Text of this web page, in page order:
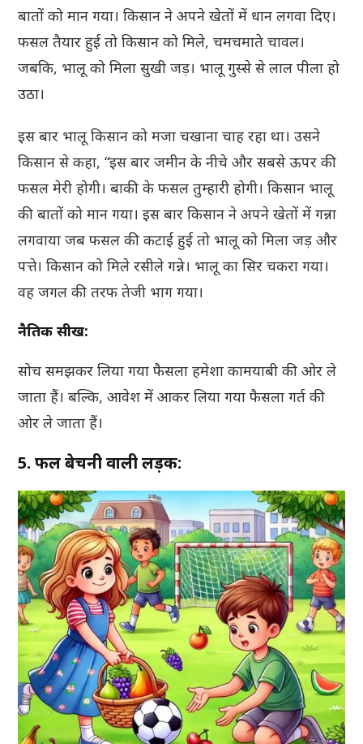
बातों को मान गया। किसान ने अपने खेतों में धान लगवा दिए।
फसल तैयार हुई तो किसान को मिले, चमचमाते चावल।
जबकि, भालू को मिला सुखी जड़। भालू गुस्से से लाल पीला हो
उठा।
इस बार भालू किसान को मजा चखाना चाह रहा था। उसने
किसान से कहा, “इस बार जमीन के नीचे और सबसे ऊपर की
फसल मेरी होगी। बाकी के फसल तुम्हारी होगी। किसान भालू
की बातों को मान गया। इस बार किसान ने अपने खेतों में गन्ना
लगवाया जब फसल की कटाई हुई तो भालू को मिला जड़ और
पत्ते। किसान को मिले रसीले गन्ने। भालू का सिर चकरा गया।
वह जगल की तरफ तेजी भाग गया।
नैतिक सीख:
सोच समझकर लिया गया फैसला हमेशा कामयाबी की ओर ले
जाता हैं। बल्कि, आवेश में आकर लिया गया फैसला गर्त की
ओर ले जाता हैं।
5. फल बेचनी वाली लड़की: